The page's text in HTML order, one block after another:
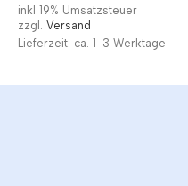
inkl 19% Umsatzsteuer
zzgl. Versand
Lieferzeit: ca. 1-3 Werktage